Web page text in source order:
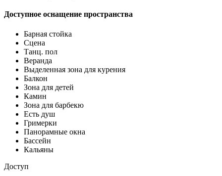
Доступное оснащение пространства
Барная стойка
Сцена
Танц. пол
Веранда
Выделенная зона для курения
Балкон
Зона для детей
Камин
Зона для барбекю
Есть душ
Гримерки
Панорамные окна
Бассейн
Кальяны
Доступ